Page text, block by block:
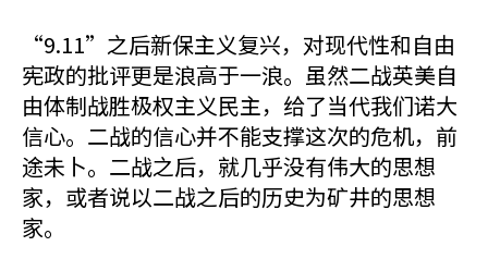
“9.11”之后新保主义复兴，对现代性和自由
宪政的批评更是浪高于一浪。虽然二战英美自
由体制战胜极权主义民主，给了当代我们诺大
信心。二战的信心并不能支撑这次的危机，前
途未卜。二战之后，就几乎没有伟大的思想
家，或者说以二战之后的历史为矿井的思想
家。